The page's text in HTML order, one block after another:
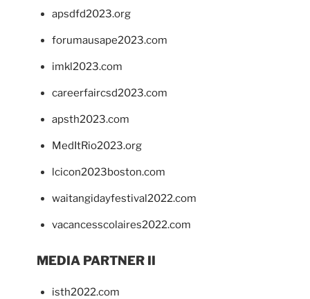
apsdfd2023.org
forumausape2023.com
imkl2023.com
careerfaircsd2023.com
apsth2023.com
MedItRio2023.org
lcicon2023boston.com
waitangidayfestival2022.com
vacancesscolaires2022.com
MEDIA PARTNER II
isth2022.com